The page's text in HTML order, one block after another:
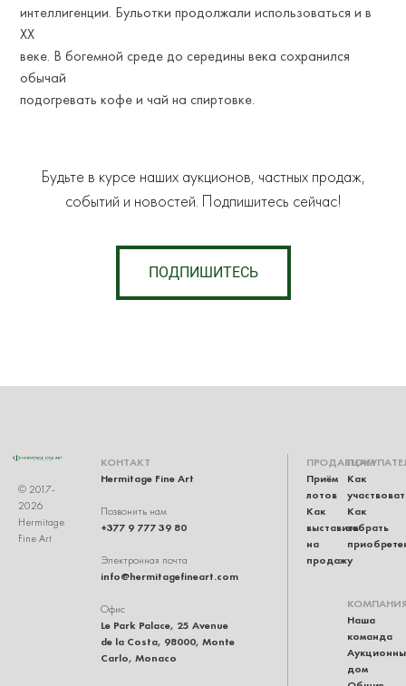
интеллигенции. Бульотки продолжали использоваться и в
ХХ
веке. В богемной среде до середины века сохранился
обычай
подогревать кофе и чай на спиртовке.
Будьте в курсе наших аукционов, частных продаж,
событий и новостей. Подпишитесь сейчас!
ПОДПИШИТЕСЬ
© 2017-
2026
Hermitage
Fine Art
КОНТАКТ
Hermitage Fine Art
Позвонить нам
+377 9 777 39 80
Электронная почта
info@hermitagefineart.com
Офис
Le Park Palace, 25 Avenue
de la Costa, 98000, Monte
Carlo, Monaco
ПРОДАВЦАМ
Приём
лотов
Как
выставить
на
продажу
Как
Как
забрать
Наша
команда
дом